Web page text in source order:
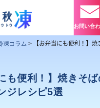
お問い合
凍コラム > 【お弁当にも便利！】
も便利！】焼きそ
ジレシピ5選